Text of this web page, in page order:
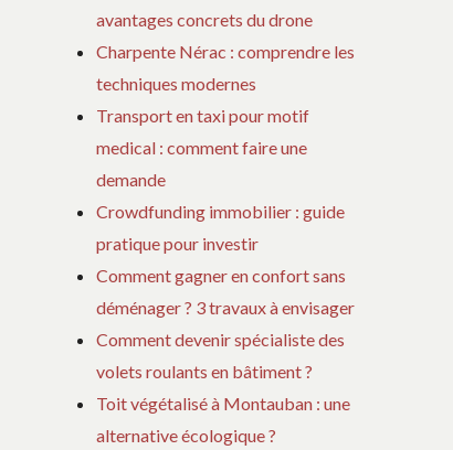
avantages concrets du drone
Charpente Nérac : comprendre les
techniques modernes
Transport en taxi pour motif
medical : comment faire une
demande
Crowdfunding immobilier : guide
pratique pour investir
Comment gagner en confort sans
déménager ? 3 travaux à envisager
Comment devenir spécialiste des
volets roulants en bâtiment ?
Toit végétalisé à Montauban : une
alternative écologique ?